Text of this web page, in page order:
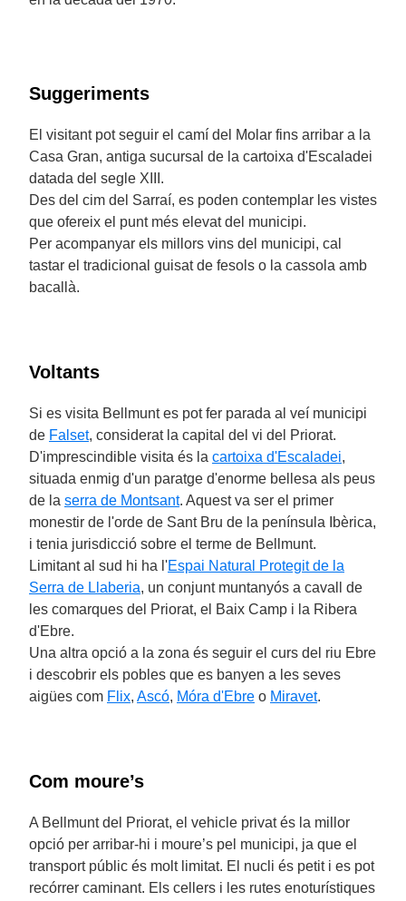
Suggeriments
El visitant pot seguir el camí del Molar fins arribar a la
Casa Gran, antiga sucursal de la cartoixa d'Escaladei
datada del segle XIII.
Des del cim del Sarraí, es poden contemplar les vistes
que ofereix el punt més elevat del municipi.
Per acompanyar els millors vins del municipi, cal
tastar el tradicional guisat de fesols o la cassola amb
bacallà.
Voltants
Si es visita Bellmunt es pot fer parada al veí municipi
de Falset, considerat la capital del vi del Priorat.
D'imprescindible visita és la cartoixa d'Escaladei,
situada enmig d'un paratge d'enorme bellesa als peus
de la serra de Montsant. Aquest va ser el primer
monestir de l'orde de Sant Bru de la península Ibèrica,
i tenia jurisdicció sobre el terme de Bellmunt.
Limitant al sud hi ha l'Espai Natural Protegit de la
Serra de Llaberia, un conjunt muntanyós a cavall de
les comarques del Priorat, el Baix Camp i la Ribera
d'Ebre.
Una altra opció a la zona és seguir el curs del riu Ebre
i descobrir els pobles que es banyen a les seves
aigües com Flix, Ascó, Móra d'Ebre o Miravet.
Com moure’s
A Bellmunt del Priorat, el vehicle privat és la millor
opció per arribar-hi i moure’s pel municipi, ja que el
transport públic és molt limitat. El nucli és petit i es pot
recórrer caminant. Els cellers i les rutes enoturístiques